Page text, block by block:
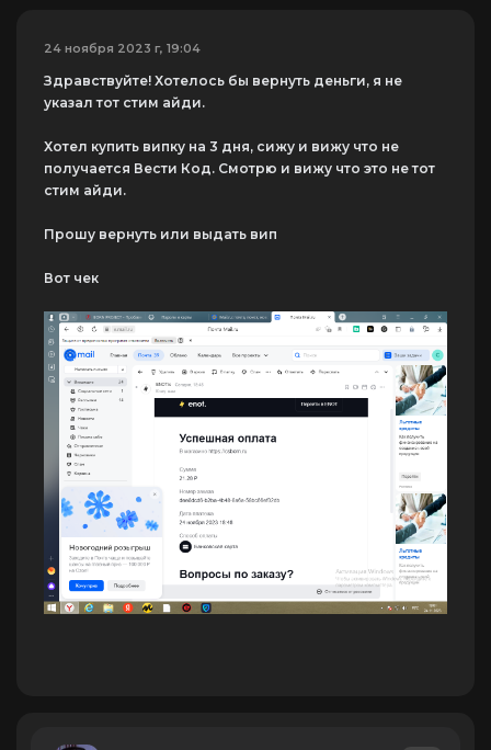
24 ноября 2023 г, 19:04
Здравствуйте! Хотелось бы вернуть деньги, я не
указал тот стим айди.
Хотел купить випку на 3 дня, сижу и вижу что не
получается Вести Код. Смотрю и вижу что это не тот
стим айди.
Прошу вернуть или выдать вип
Вот чек